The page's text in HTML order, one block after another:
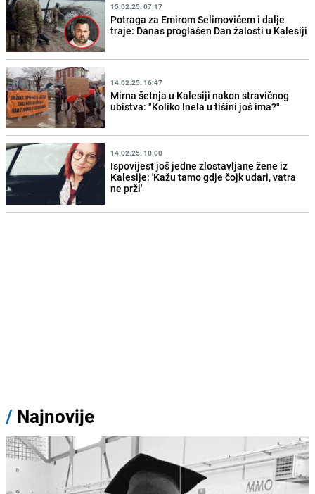
15.02.25. 07:17
Potraga za Emirom Selimovićem i dalje
traje: Danas proglašen Dan žalosti u Kalesiji
14.02.25. 16:47
Mirna šetnja u Kalesiji nakon stravičnog
ubistva: "Koliko Inela u tišini još ima?"
14.02.25. 10:00
Ispovijest još jedne zlostavljane žene iz
Kalesije: 'Kažu tamo gdje čojk udari, vatra
ne prži'
/ Najnovije